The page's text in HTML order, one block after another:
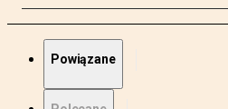
Powiązane